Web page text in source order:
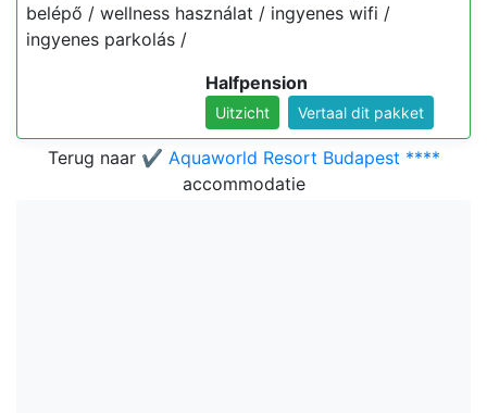
belépő / wellness használat / ingyenes wifi /
ingyenes parkolás /
Halfpension
Uitzicht Vertaal dit pakket
Terug naar ✔️ Aquaworld Resort Budapest ****
accommodatie